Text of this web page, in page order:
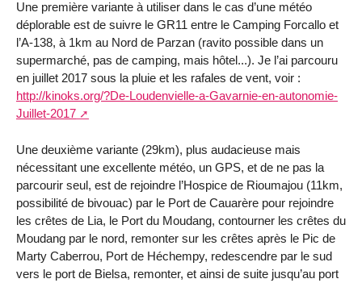
Une première variante à utiliser dans le cas d’une météo
déplorable est de suivre le GR11 entre le Camping Forcallo et
l’A-138, à 1km au Nord de Parzan (ravito possible dans un
supermarché, pas de camping, mais hôtel...). Je l’ai parcouru
en juillet 2017 sous la pluie et les rafales de vent, voir :
http://kinoks.org/?De-Loudenvielle-a-Gavarnie-en-autonomie-
Juillet-2017
Une deuxième variante (29km), plus audacieuse mais
nécessitant une excellente météo, un GPS, et de ne pas la
parcourir seul, est de rejoindre l’Hospice de Rioumajou (11km,
possibilité de bivouac) par le Port de Cauarère pour rejoindre
les crêtes de Lia, le Port du Moudang, contourner les crêtes du
Moudang par le nord, remonter sur les crêtes après le Pic de
Marty Caberrou, Port de Héchempy, redescendre par le sud
vers le port de Bielsa, remonter, et ainsi de suite jusqu’au port